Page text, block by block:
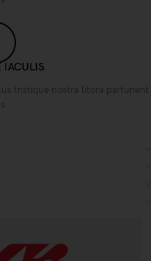
IACULIS
tristique nostra litora parturient